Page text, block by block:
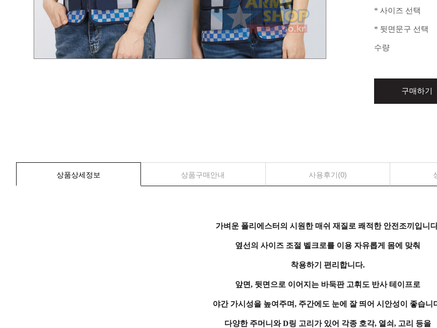
* 사이즈 선택
* 뒷면문구 선택
수량
구매하기
상품상세정보 상품구매안내 사용후기(0)
가벼운 폴리에스터의 시원한 매쉬 재질로 쾌적한 안전조끼입니
옆선의 사이즈 조절 벨크로를 이용 자유롭게 몸에 맞춰
착용하기 편리합니다.
앞면, 뒷면으로 이어지는 바둑판 고휘도 반사 테이프로
야간 가시성을 높여주며, 주간에도 눈에 잘 띄어 시안성이 좋습니
다양한 주머니와 D링 고리가 있어 각종 호각, 열쇠, 고리 등을